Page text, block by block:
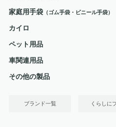
家庭用手袋（ゴム手袋・ビニール手袋）
カイロ
ペット用品
車関連用品
その他の製品
ブランド一覧 くらしに